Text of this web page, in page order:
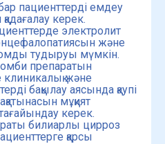
пациенттерді емдеу
керек.
электролит
және
тудыруы мүмкін.
препаратын
және
бақылау аясында қаупі
мұқият
керек.
билиарлы цирроз
қарсы